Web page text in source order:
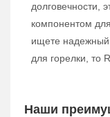
долговечности,
компонентом
ищете надежный
для горелки, то
Наши